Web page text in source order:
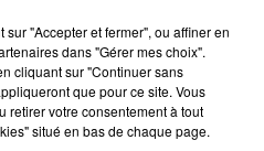
9h29
9h29
"Accepter et fermer", ou affiner en
dans "Gérer mes choix".
cliquant sur "Continuer sans
que pour ce site. Vous
retirer votre consentement à tout
situé en bas de chaque page.